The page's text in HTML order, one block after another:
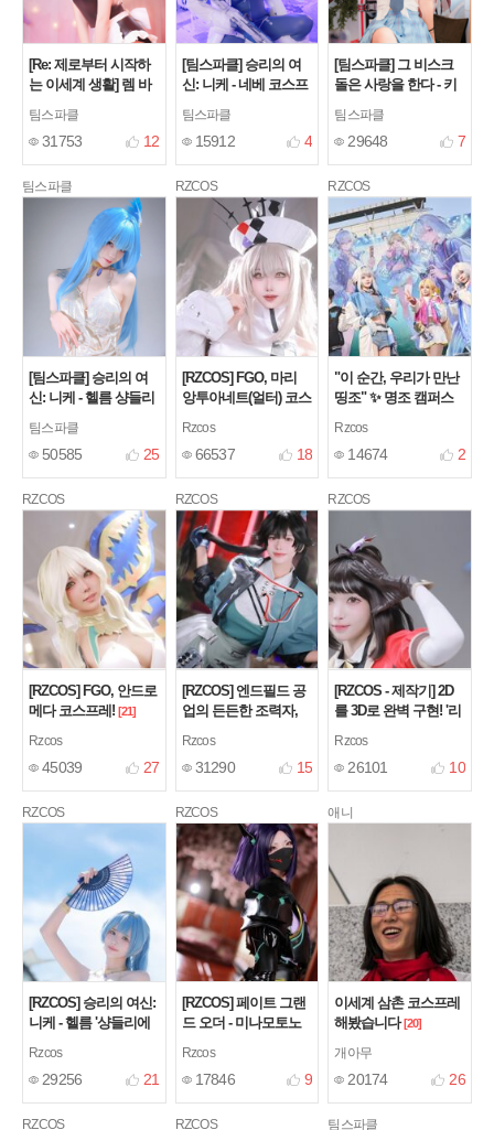
[Re: 제로부터 시작하
는 이세계 생활] 렘 바
[13]
팀스파클
31753 12
[팀스파클] 승리의 여
신: 니케 - 네베 코스프
팀스파클
15912 4
[팀스파클] 그 비스크
돌은 사랑을 한다 - 키
코스프레
팀스파클
29648 7
팀스파클
[팀스파클] 승리의 여
신: 니케 - 헬름 샹들리
[24]
팀스파클
50585 25
RZCOS
[RZCOS] FGO, 마리
앙투아네트(얼터) 코스
Rzcos
66537 18
RZCOS
"이 순간, 우리가 만난
띵조" ✨ 명조 캠퍼스
스케치 (성수 SPACE
S1) [2]
Rzcos
14674 2
RZCOS
[RZCOS] FGO, 안드로
메다 코스프레! [21]
Rzcos
45039 27
RZCOS
[RZCOS] 엔드필드 공
업의 든든한 조력자,
소개합니다!
Rzcos
31290 15
RZCOS
[RZCOS - 제작기] 2D
를 3D로 완벽 구현! '리
시온 & 셀레나 의상 제
작기 (AGF 2025)
[3]
Rzcos
26101 10
RZCOS
[RZCOS] 승리의 여신:
니케 - 헬름 '샹들리에
땽)
Rzcos
29256 21
RZCOS
[RZCOS] 페이트 그랜
드 오더 - 미나모토노
(Model. 나리땽)
Rzcos
17846 9
애니
이세계 삼촌 코스프레
해봤습니다 [20]
개아무
20174 26
RZCOS RZCOS 팀스파클